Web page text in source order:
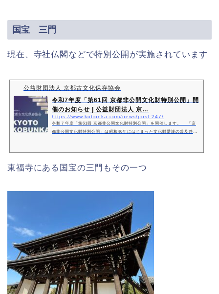
国宝 三門
現在、寺社仏閣などで特別公開が実施されています
公益財団法人 京都古文化保存協会
令和7年度「第61回 京都非公開文化財特別公開」開
催のお知らせ | 公益財団法人 京…
https://www.kobunka.com/news/post-247/
令和７年度「第61回 京都非公開文化財特別公開」を開催します。 「京
都非公開文化財特別公開」は昭和40年にはじまった文化財愛護の普及啓発
東福寺にある国宝の三門もその一つ